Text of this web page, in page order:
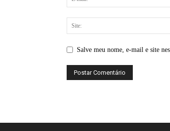
Salve meu nome, e-mail e site